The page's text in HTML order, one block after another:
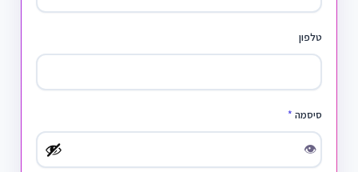
טלפון
סיסמה *
👁